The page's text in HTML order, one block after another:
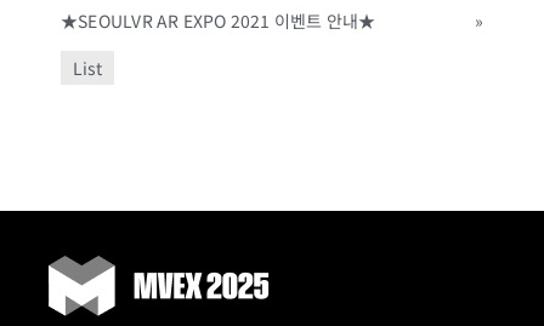
★SEOULVR AR EXPO 2021 이벤트 안내★
»
List